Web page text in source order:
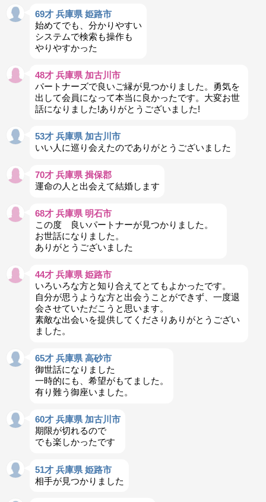
69才 兵庫県 姫路市
始めてでも、分かりやすい
システムで検索も操作も
やりやすかった
48才 兵庫県 加古川市
パートナーズで良いご縁が見つかりました。勇気を
出して会員になって本当に良かったです。大変お世
話になりました!ありがとうございました!
53才 兵庫県 加古川市
いい人に巡り会えたのでありがとうございました
70才 兵庫県 揖保郡
運命の人と出会えて結婚します
68才 兵庫県 明石市
この度 良いパートナーが見つかりました。
お世話になりました。
ありがとうございました
44才 兵庫県 姫路市
いろいろな方と知り合えてとてもよかったです。
自分が思うような方と出会うことができず、一度退
会させていただこうと思います。
素敵な出会いを提供してくださりありがとうござい
ました。
65才 兵庫県 高砂市
御世話になりました
一時的にも、希望がもてました。
有り難う御座いました。
60才 兵庫県 加古川市
期限が切れるので
でも楽しかったです
51才 兵庫県 姫路市
相手が見つかりました